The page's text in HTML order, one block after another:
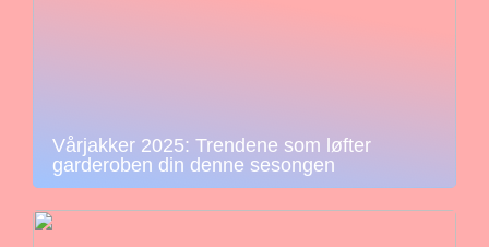
Vårjakker 2025: Trendene som løfter
garderoben din denne sesongen